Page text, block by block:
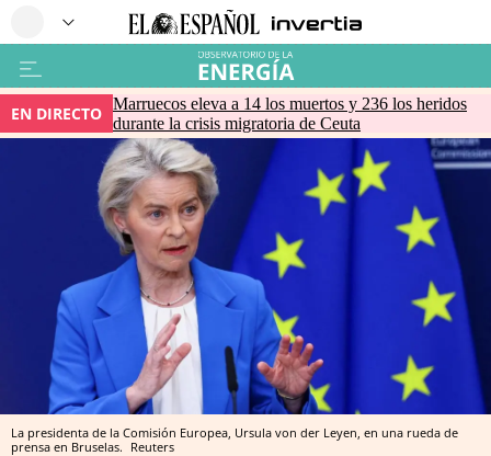
EN DIRECTO Marruecos eleva a 14 los muertos y 236 los heridos
durante la crisis migratoria de Ceuta
La presidenta de la Comisión Europea, Ursula von der Leyen, en una rueda de
prensa en Bruselas. Reuters